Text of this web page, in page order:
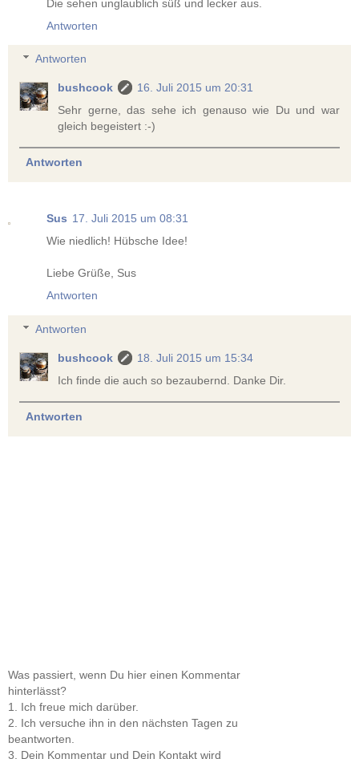
Die sehen unglaublich süß und lecker aus.
Antworten
Antworten
bushcook
16. Juli 2015 um 20:31
Sehr gerne, das sehe ich genauso wie Du und war
gleich begeistert :-)
Antworten
Sus 17. Juli 2015 um 08:31
Wie niedlich! Hübsche Idee!
Liebe Grüße, Sus
Antworten
Antworten
bushcook
18. Juli 2015 um 15:34
Ich finde die auch so bezaubernd. Danke Dir.
Antworten
Was passiert, wenn Du hier einen Kommentar
hinterlässt?
1. Ich freue mich darüber.
2. Ich versuche ihn in den nächsten Tagen zu
beantworten.
3. Dein Kommentar und Dein Kontakt wird